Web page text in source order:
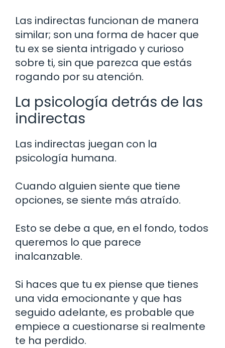
Las indirectas funcionan de manera
similar; son una forma de hacer que
tu ex se sienta intrigado y curioso
sobre ti, sin que parezca que estás
rogando por su atención.
La psicología detrás de las
indirectas
Las indirectas juegan con la
psicología humana.
Cuando alguien siente que tiene
opciones, se siente más atraído.
Esto se debe a que, en el fondo, todos
queremos lo que parece
inalcanzable.
Si haces que tu ex piense que tienes
una vida emocionante y que has
seguido adelante, es probable que
empiece a cuestionarse si realmente
te ha perdido.